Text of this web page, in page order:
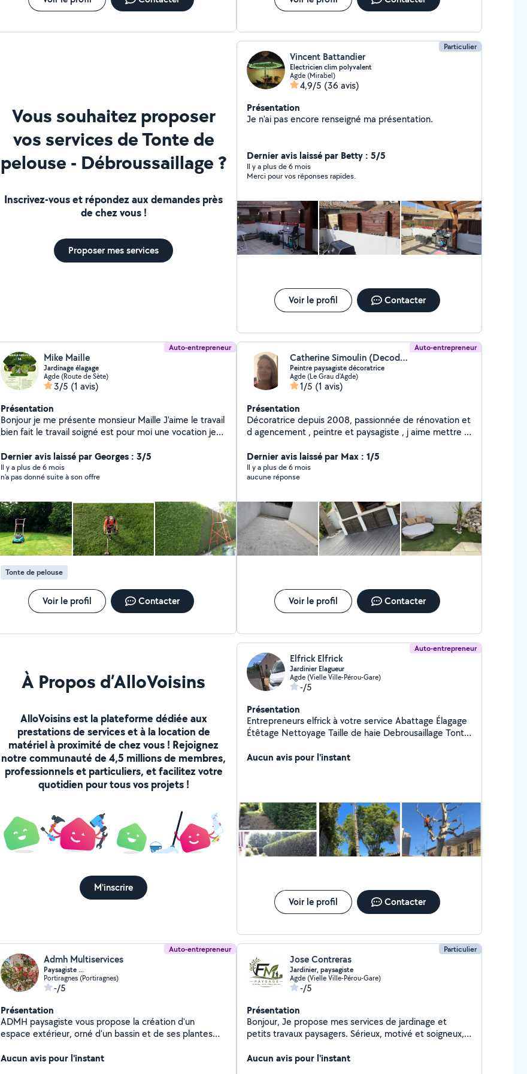
Vous souhaitez proposer
vos services de Tonte de
pelouse - Débroussaillage ?
Inscrivez-vous et répondez aux demandes près
de chez vous !
Proposer mes services
Particulier
Vincent Battandier
Electricien clim polyvalent
Agde (Mirabel)
4,9/5 (36 avis)
Présentation
Je n'ai pas encore renseigné ma présentation.
Dernier avis laissé par Betty : 5/5
Il y a plus de 6 mois
Merci pour vos réponses rapides.
Voir le profil Contacter
Auto-entrepreneur
Mike Maille
Jardinage élagage
Agde (Route de Sète)
3/5 (1 avis)
Présentation
Bonjour je me présente monsieur Maille J'aime le travail
bien fait le travail soigné est pour moi une vocation je
peur mettez-moi à l'épreuve vous ne serez pas déçu.
Prestation Tonte Débroussaillage Taille haie Abattage
de haie Nettoyage haute pression ext
Dernier avis laissé par Georges : 3/5
Il y a plus de 6 mois
n'a pas donné suite à son offre
Tonte de pelouse
Voir le profil Contacter
Auto-entrepreneur
Catherine Simoulin (Decodream)
Peintre paysagiste décoratrice
Agde (Le Grau d'Agde)
1/5 (1 avis)
Présentation
Décoratrice depuis 2008, passionnée de rénovation et
d agencement , peintre et paysagiste , j aime mettre à
votre disposition . Je suis à votre disposition pour des
ménages , le nettoyage désherbage d extérieur ,
peinture. La prestation décoration est toujours offerte
Dernier avis laissé par Max : 1/5
Il y a plus de 6 mois
aucune réponse
Voir le profil Contacter
À Propos d’AlloVoisins
AlloVoisins est la plateforme dédiée aux
prestations de services et à la location de
matériel à proximité de chez vous ! Rejoignez
notre communauté de 4,5 millions de membres,
professionnels et particuliers, et facilitez votre
quotidien pour tous vos projets !
M'inscrire
Auto-entrepreneur
Elfrick Elfrick
Jardinier Elagueur
Agde (Vielle Ville-Pérou-Gare)
-/5
Présentation
Entrepreneurs elfrick à votre service Abattage Élagage
Étêtage Nettoyage Taille de haie Debrousaillage Tonte
Plantations Bonjours, je propose mes service en t'en
Aucun avis pour l'instant
Voir le profil Contacter
Auto-entrepreneur
Admh Multiservices
Paysagiste ...
Portiragnes (Portiragnes)
-/5
Présentation
ADMH paysagiste vous propose la création d'un
espace extérieur, orné d'un bassin et de ses plantes
pollenisatrices et de jeune arbres. Sans oublier
Aucun avis pour l'instant
Particulier
Jose Contreras
Jardinier, paysagiste
Agde (Vielle Ville-Pérou-Gare)
-/5
Présentation
Bonjour, Je propose mes services de jardinage et
petits travaux paysagers. Sérieux, motivé et soigneux,
débroussaillage * taille de haies et arbustes *
Aucun avis pour l'instant